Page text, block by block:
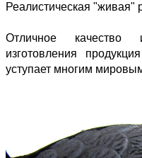
Реалистическая "живая"
Отличное качество
изготовления
уступает многим